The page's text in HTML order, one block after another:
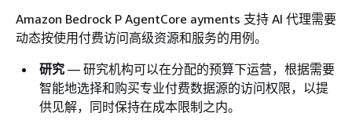
Amazon Bedrock P AgentCore ayments 支持 AI 代理需要
动态按使用付费访问高级资源和服务的用例。
研究 — 研究机构可以在分配的预算下运营，根据需要
智能地选择和购买专业付费数据源的访问权限，以提
供见解，同时保持在成本限制之内。